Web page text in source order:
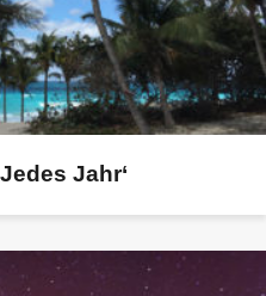
Jahr‘